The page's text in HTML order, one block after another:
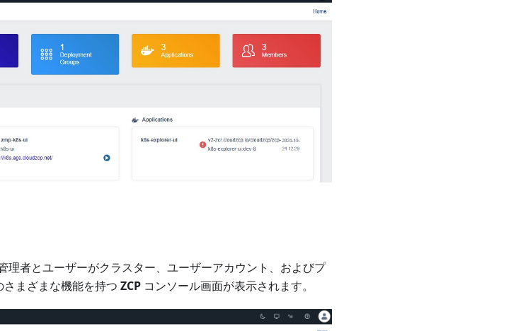
理者とユーザーがクラスター、ユーザーアカウント、およびプ
まざまな機能を持つ ZCP コンソール画面が表示されます。